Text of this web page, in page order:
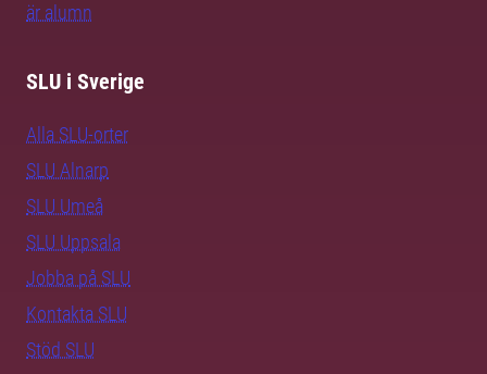
är alumn
SLU i Sverige
Alla SLU-orter
SLU Alnarp
SLU Umeå
SLU Uppsala
Jobba på SLU
Kontakta SLU
Stöd SLU